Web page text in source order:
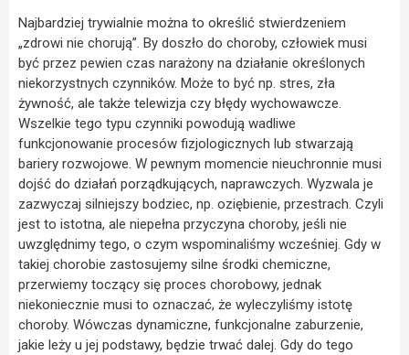
Najbardziej trywialnie można to określić stwierdzeniem
„zdrowi nie chorują”. By doszło do choroby, człowiek musi
być przez pewien czas narażony na działanie określonych
niekorzystnych czynników. Może to być np. stres, zła
żywność, ale także telewizja czy błędy wychowawcze.
Wszelkie tego typu czynniki powodują wadliwe
funkcjonowanie procesów fizjologicznych lub stwarzają
bariery rozwojowe. W pewnym momencie nieuchronnie musi
dojść do działań porządkujących, naprawczych. Wyzwala je
zazwyczaj silniejszy bodziec, np. oziębienie, przestrach. Czyli
jest to istotna, ale niepełna przyczyna choroby, jeśli nie
uwzględnimy tego, o czym wspominaliśmy wcześniej. Gdy w
takiej chorobie zastosujemy silne środki chemiczne,
przerwiemy toczący się proces chorobowy, jednak
niekoniecznie musi to oznaczać, że wyleczyliśmy istotę
choroby. Wówczas dynamiczne, funkcjonalne zaburzenie,
jakie leży u jej podstawy, będzie trwać dalej. Gdy do tego